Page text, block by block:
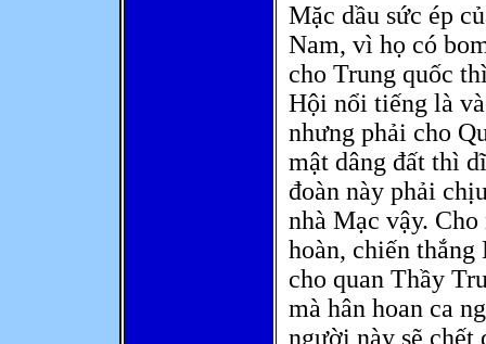
Mặc dầu sức ép
Nam, vì họ có
cho Trung quốc
Hội nổi tiếng là
nhưng phải cho
mật dâng đất thì
đoàn này phải
nhà Mạc vậy.
hoàn, chiến
cho quan Thầy
mà hân hoan ca
người này sẽ chết